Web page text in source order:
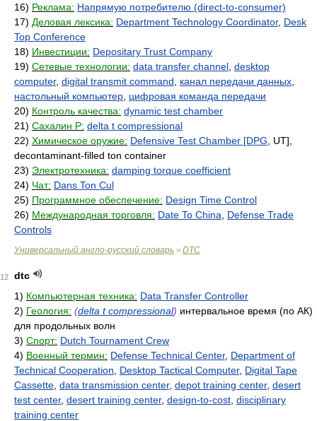
16) Реклама: Напрямую потребителю (direct-to-consumer)
17) Деловая лексика: Department Technology Coordinator, Desk
Top Conference
18) Инвестиции: Depositary Trust Company
19) Сетевые технологии: data transfer channel desktop
computer, digital transmit command канал передачи данных
настольный компьютер цифровая команда передачи
20) Контроль качества: dynamic test chamber
21) Сахалин Р: delta t compressional
22) Химическое оружие: Defensive Test Chamber [DPG , UT],
decontaminant-filled ton container
23) Электротехника: damping torque coefficient
24) Чат: Dans Ton Cul
25) Программное обеспечение: Design Time Control
26) Международная торговля: Date To China
Defense Trade
Controls
Универсальный англо-русский словарь > DTC
12
dtc
1) Компьютерная техника: Data Transfer Controller
2) Геология: (delta t compressional) интервальное время (по АК)
для продольных волн
3) Спорт: Dutch Tournament Crew
4) Военный термин: Defense Technical Center, Department of
Technical Cooperation
Desktop Tactical Computer, Digital Tape
Cassette data transmission center, depot training center, desert
test center, desert training center, design-to-cost disciplinary
training center